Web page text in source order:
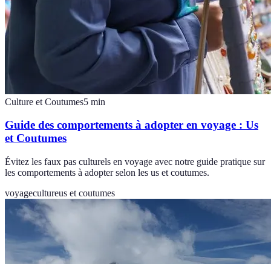
Culture et Coutumes5 min
Guide des comportements à adopter en voyage : Us
et Coutumes
Évitez les faux pas culturels en voyage avec notre guide pratique sur
les comportements à adopter selon les us et coutumes.
voyagecultureus et coutumes